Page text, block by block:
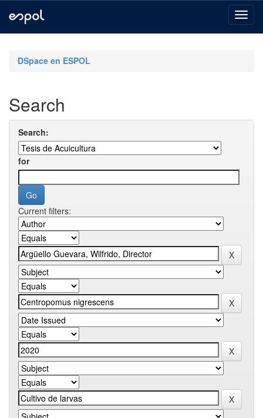
navigationDSpace en ESPOL
Search
Search:
for
Current filters: